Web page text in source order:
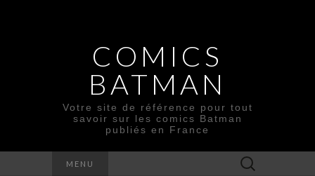
COMICS
BATMAN
Votre site de référence pour tout
savoir sur les comics Batman
publiés en France
MENU Rechercher :